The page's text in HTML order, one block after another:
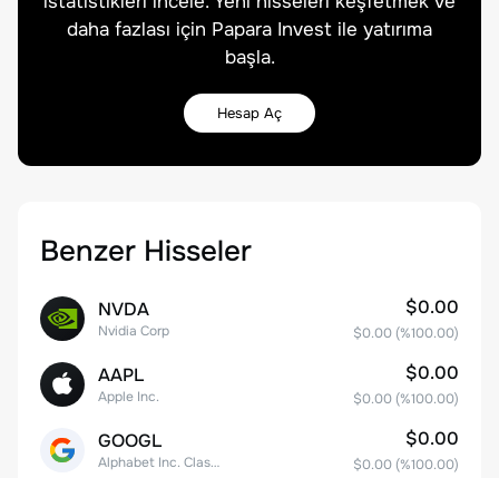
daha fazlası için Papara Invest ile yatırıma
başla.
Hesap Aç
Benzer Hisseler
NVDA
Nvidia Corp
$0.00
$0.00 (%100.00)
AAPL
Apple Inc.
$0.00
$0.00 (%100.00)
GOOGL
Alphabet Inc. Class A Common Stock
$0.00
$0.00 (%100.00)